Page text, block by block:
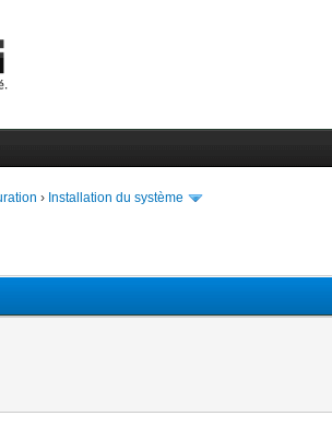
› Installation du système